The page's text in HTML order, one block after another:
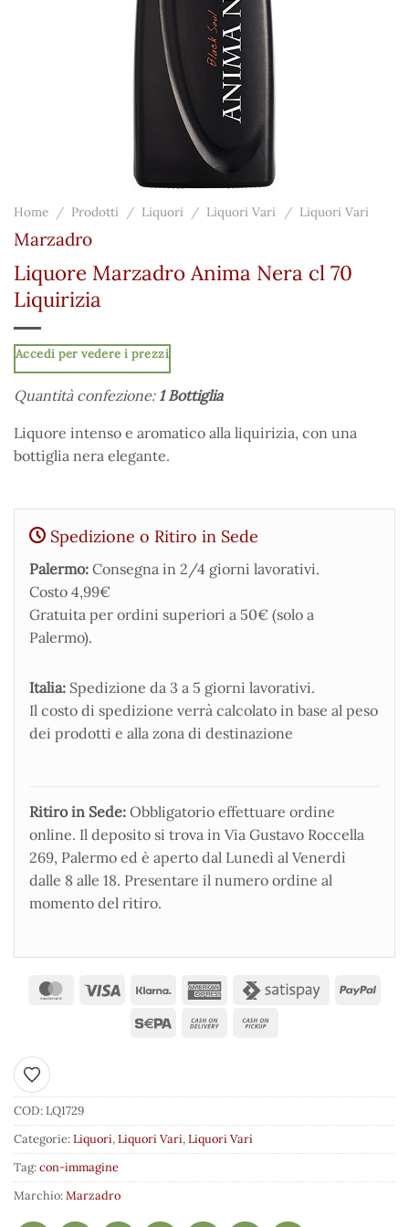
Home / Prodotti / Liquori / Liquori Vari / Liquori Vari
Marzadro
Liquore Marzadro Anima Nera cl 70
Liquirizia
Accedi per vedere i prezzi
Quantità confezione: 1 Bottiglia
Liquore intenso e aromatico alla liquirizia, con una
bottiglia nera elegante.
Spedizione o Ritiro in Sede
Palermo: Consegna in 2/4 giorni lavorativi.
Costo 4,99€
Gratuita per ordini superiori a 50€ (solo a
Palermo).
Italia: Spedizione da 3 a 5 giorni lavorativi.
Il costo di spedizione verrà calcolato in base al peso
dei prodotti e alla zona di destinazione
Ritiro in Sede: Obbligatorio effettuare ordine
online. Il deposito si trova in Via Gustavo Roccella
269, Palermo ed è aperto dal Lunedì al Venerdì
dalle 8 alle 18. Presentare il numero ordine al
momento del ritiro.
Aggiungi ai preferiti
COD:LQ1729
Categorie:Liquori,Liquori Vari,Liquori Vari
Tag:con-immagine
Marchio:Marzadro